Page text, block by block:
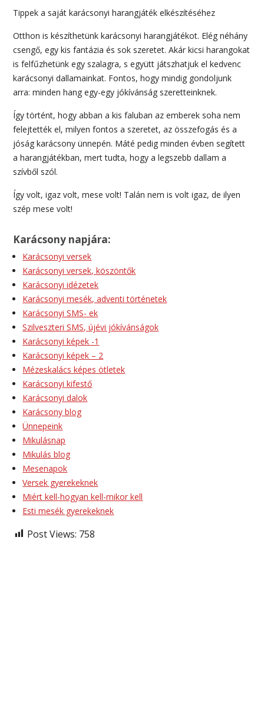
Tippek a saját karácsonyi harangjáték elkészítéséhez
Otthon is készíthetünk karácsonyi harangjátékot. Elég néhány
csengő, egy kis fantázia és sok szeretet. Akár kicsi harangokat
is felfűzhetünk egy szalagra, s együtt játszhatjuk el kedvenc
karácsonyi dallamainkat. Fontos, hogy mindig gondoljunk
arra: minden hang egy-egy jókívánság szeretteinknek.
Így történt, hogy abban a kis faluban az emberek soha nem
felejtették el, milyen fontos a szeretet, az összefogás és a
jóság karácsony ünnepén. Máté pedig minden évben segített
a harangjátékban, mert tudta, hogy a legszebb dallam a
szívből szól.
Így volt, igaz volt, mese volt! Talán nem is volt igaz, de ilyen
szép mese volt!
Karácsony napjára:
Karácsonyi versek
Karácsonyi versek, köszöntők
Karácsonyi idézetek
Karácsonyi mesék, adventi történetek
Karácsonyi SMS- ek
Szilveszteri SMS, újévi jókívánságok
Karácsonyi képek -1
Karácsonyi képek – 2
Mézeskalács képes ötletek
Karácsonyi kifestő
Karácsonyi dalok
Karácsony blog
Ünnepeink
Mikulásnap
Mikulás blog
Mesenapok
Versek gyerekeknek
Miért kell-hogyan kell-mikor kell
Esti mesék gyerekeknek
Post Views: 758